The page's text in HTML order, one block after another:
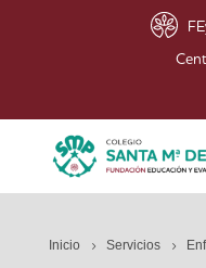
Inicio Servicios